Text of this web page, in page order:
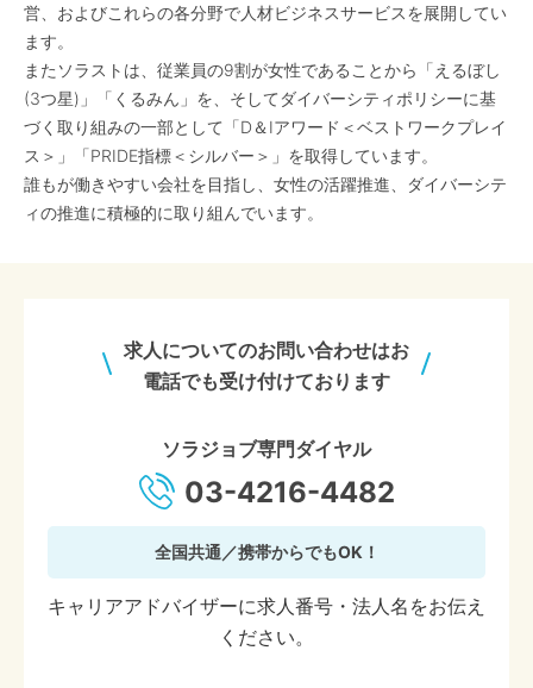
営、およびこれらの各分野で人材ビジネスサービスを展開してい
ます。
またソラストは、従業員の9割が女性であることから「えるぼし
(3つ星)」「くるみん」を、そしてダイバーシティポリシーに基
づく取り組みの一部として「D＆Iアワード＜ベストワークプレイ
ス＞」「PRIDE指標＜シルバー＞」を取得しています。
誰もが働きやすい会社を目指し、女性の活躍推進、ダイバーシテ
ィの推進に積極的に取り組んでいます。
求人についてのお問い合わせはお
電話でも受け付けております
ソラジョブ専門ダイヤル
03-4216-4482
全国共通／携帯からでもOK！
キャリアアドバイザーに求人番号・法人名をお伝え
ください。